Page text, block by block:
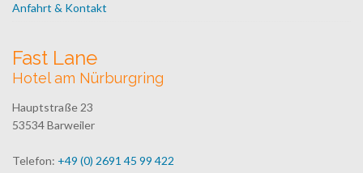
Anfahrt & Kontakt
Fast Lane
Hotel am Nürburgring
Hauptstraße 23
53534 Barweiler
Telefon: +49 (0) 2691 45 99 422